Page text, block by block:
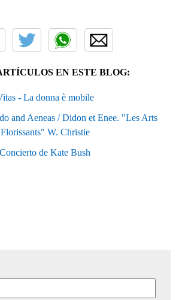
EN ESTE BLOG:
- La donna è mobile
and Aeneas / Didon et Enee. "Les Arts
Florissants" W. Christie
Concierto de Kate Bush